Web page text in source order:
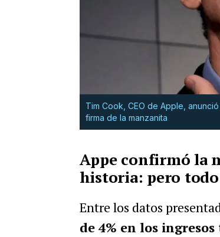
Tim Cook, CEO de Apple,
firma de la manzanita
Appe confirmó la
historia: pero todo
Entre los datos
de 4% en los